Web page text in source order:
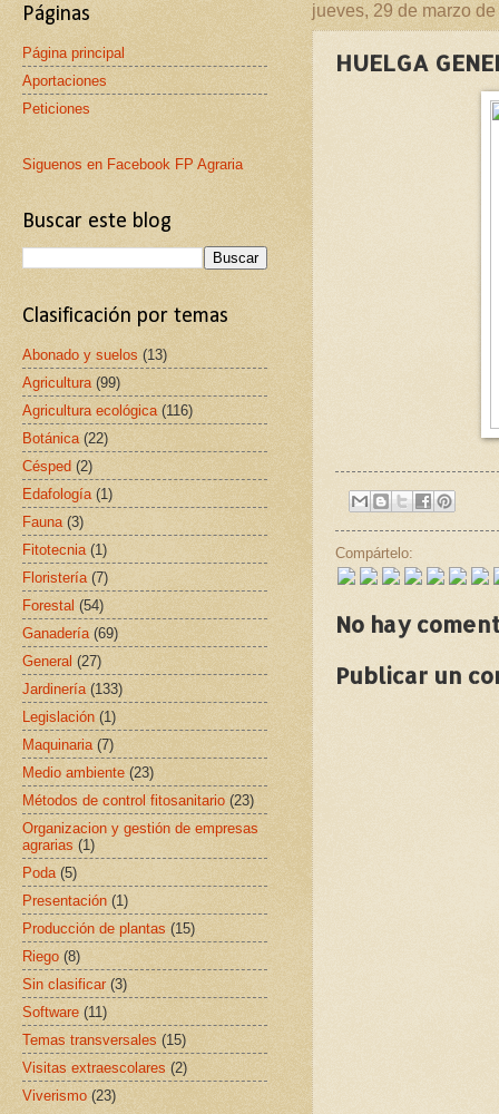
jueves, 29 de marzo
HUELGA
Compártelo:
No hay
Publicar un
Páginas
Página principal
Aportaciones
Peticiones
Siguenos en Facebook FP Agraria
Buscar este blog
Clasificación por temas
Abonado y suelos (13)
Agricultura (99)
Agricultura ecológica (116)
Botánica (22)
Césped (2)
Edafología (1)
Fauna (3)
Fitotecnia (1)
Floristería (7)
Forestal (54)
Ganadería (69)
General (27)
Jardinería (133)
Legislación (1)
Maquinaria (7)
Medio ambiente (23)
Métodos de control fitosanitario (23)
Organizacion y gestión de empresas
agrarias (1)
Poda (5)
Presentación (1)
Producción de plantas (15)
Riego (8)
Sin clasificar (3)
Software (11)
Temas transversales (15)
Visitas extraescolares (2)
Viverismo (23)